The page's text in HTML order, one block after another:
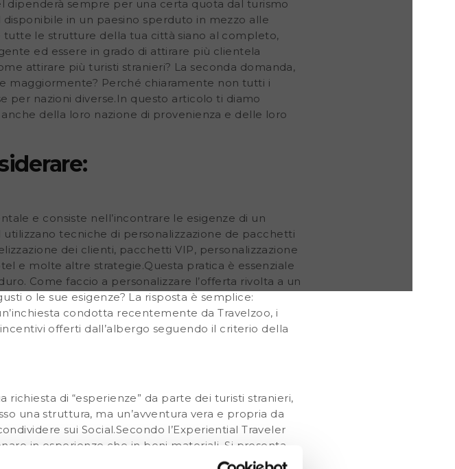
sempre per una certa quota dal turismo
in un paesino sperduto in mezzo alle
le strutture della tua città siano al completo,
ed essere in grado di attirare più clientela
attirare più turisti stranieri? La seconda domanda,
maggiormente? Perché chiaramente non tutti i
per nazioni diverse.In questo articolo ti diamo
della loro nazione di provenienza e delle loro
e consiste nell’incontrare le esigenze di un
tecniche di personalizzazione de pacchetti
dei clienti, pacchetti VIP, personalizzazione
e molte altre strategie.Questa pratica è essenziale
Come faccio a personalizzare l’offerta rivolta a un
o le sue esigenze? La risposta è semplice:
condotta recentemente da Travelzoo, i
offerti dall’albergo seguendo il criterio della
di “esperienze” da parte dei turisti stranieri,
una struttura, ma un’avventura vera e propria da
sui Social.Secondo l’Experiential Traveler
in esperienze che in beni materiali. Si presenta
personalizzate con il risultato che anche le ricerche